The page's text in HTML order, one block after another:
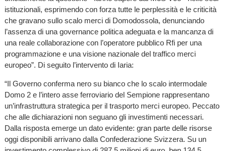
istituzionali, esprimendo con forza tutte le perplessità e le criticità
che gravano sullo scalo merci di Domodossola, denunciando
l’assenza di una governance politica adeguata e la mancanza di
una reale collaborazione con l’operatore pubblico Rfi per una
programmazione e una visione nazionale del traffico merci
europeo”. Di seguito l’intervento di Iaria:
“Il Governo conferma nero su bianco che lo scalo intermodale
Domo 2 e l’intero asse ferroviario del Sempione rappresentano
un’infrastruttura strategica per il trasporto merci europeo. Peccato
che alle dichiarazioni non seguano gli investimenti necessari.
Dalla risposta emerge un dato evidente: gran parte delle risorse
oggi disponibili arrivano dalla Confederazione Svizzera. Su un